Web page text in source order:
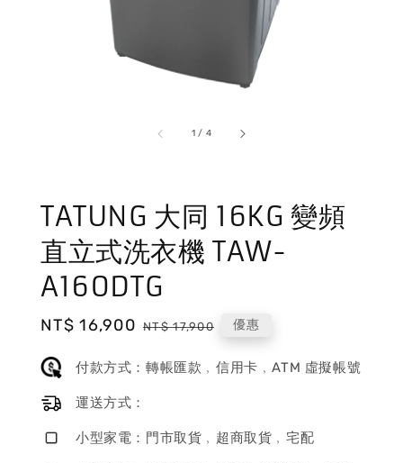
1 / 4
TATUNG 大同 16KG 變頻
直立式洗衣機 TAW-
A160DTG
Sale
NT$ 16,900 Regular
NT$ 17,900 優惠
付款方式：轉帳匯款﹐信用卡﹐ATM 虛擬帳號
運送方式：
小型家電：門市取貨﹐超商取貨﹐宅配